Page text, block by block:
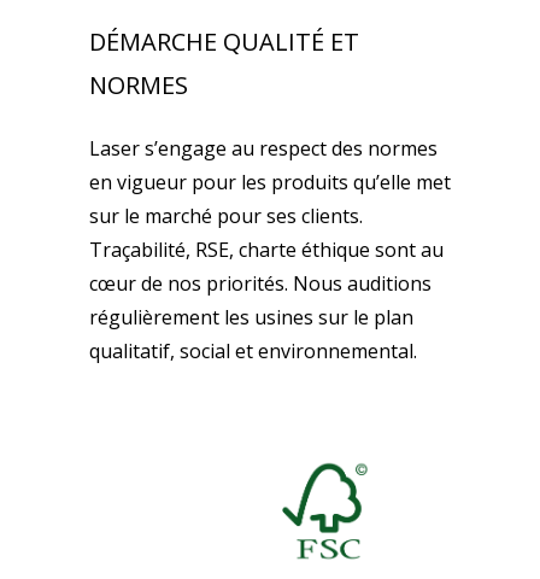
DÉMARCHE QUALITÉ ET
NORMES
Laser s’engage au respect des normes
en vigueur pour les produits qu’elle met
sur le marché pour ses clients.
Traçabilité, RSE, charte éthique sont au
cœur de nos priorités. Nous auditions
régulièrement les usines sur le plan
qualitatif, social et environnemental.